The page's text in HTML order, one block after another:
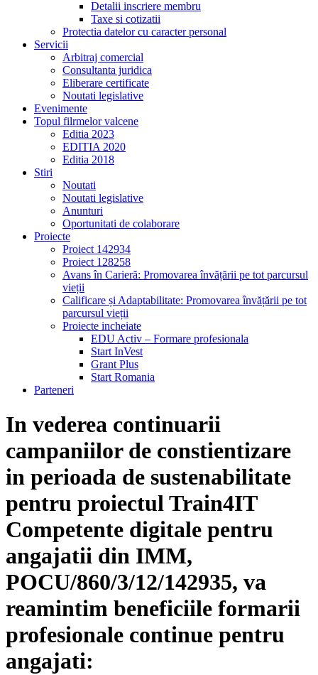
Detalii inscriere membru
Taxe si cotizatii
Protectia datelor cu caracter personal
Servicii
Arbitraj comercial
Consultanta juridica
Eliberare certificate
Noutati legislative
Evenimente
Topul filrmelor valcene
Editia 2023
EDITIA 2020
Editia 2018
Stiri
Noutati
Noutati legislative
Anunturi
Oportunitati de colaborare
Proiecte
Proiect 142934
Proiect 128258
Avans în Carieră: Promovarea învățării pe tot parcursul
vieții
Calificare și Adaptabilitate: Promovarea învățării pe tot
parcursul vieții
Proiecte incheiate
EDU Activ – Formare profesionala
Start InVest
Grant Plus
Start Romania
Parteneri
In vederea continuarii
campaniilor de constientizare
in perioada de sustenabilitate
pentru proiectul Train4IT
Competente digitale pentru
angajatii din IMM,
POCU/860/3/12/142935, va
reamintim beneficiile formarii
profesionale continue pentru
angajati: